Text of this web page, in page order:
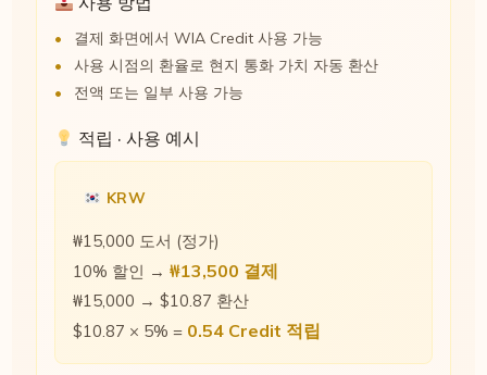
결제 화면에서 WIA Credit 사용 가능
사용 시점의 환율로 현지 통화 가치 자동 환산
전액 또는 일부 사용 가능
적립 · 사용 예시
KRW
₩15,000 도서 (정가)
10% 할인 →₩13,500 결제
₩15,000 → $10.87 환산
$10.87 × 5% = 0.54 Credit 적립